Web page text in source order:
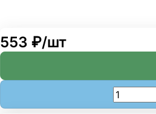
553 ₽/шт